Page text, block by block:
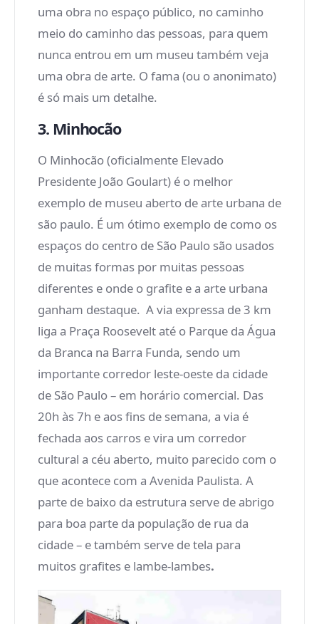
uma obra no espaço público, no caminho
meio do caminho das pessoas, para quem
nunca entrou em um museu também veja
uma obra de arte. O fama (ou o anonimato)
é só mais um detalhe.
3. Minhocão
O Minhocão (oficialmente Elevado
Presidente João Goulart) é o melhor
exemplo de museu aberto de arte urbana de
são paulo. É um ótimo exemplo de como os
espaços do centro de São Paulo são usados
de muitas formas por muitas pessoas
diferentes e onde o grafite e a arte urbana
ganham destaque. A via expressa de 3 km
liga a Praça Roosevelt até o Parque da Água
da Branca na Barra Funda, sendo um
importante corredor leste-oeste da cidade
de São Paulo – em horário comercial. Das
20h às 7h e aos fins de semana, a via é
fechada aos carros e vira um corredor
cultural a céu aberto, muito parecido com o
que acontece com a Avenida Paulista. A
parte de baixo da estrutura serve de abrigo
para boa parte da população de rua da
cidade – e também serve de tela para
muitos grafites e lambe-lambes.